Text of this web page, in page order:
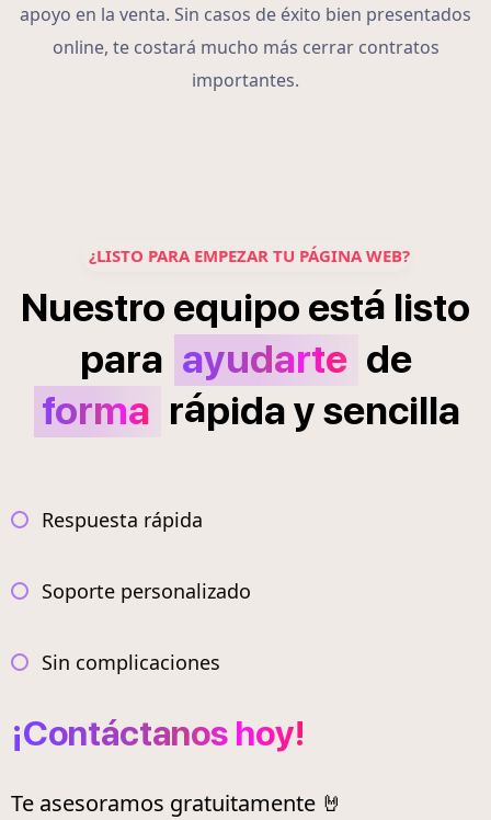
apoyo en la venta. Sin casos de éxito bien presentados
online, te costará mucho más cerrar contratos
importantes.
¿LISTO PARA EMPEZAR TU PÁGINA WEB?
Nuestro equipo está listo
para ayudarte de
forma rápidaysencilla
Respuesta rápida
Soporte personalizado
Sin complicaciones
¡Contáctanos hoy!
Te asesoramos gratuitamente 🤘